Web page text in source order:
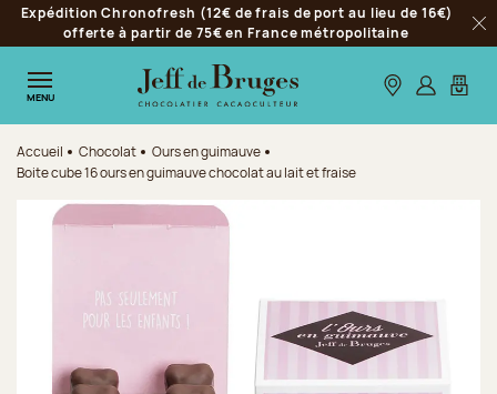
Aller à la navigation
Aller au contenu principal
Aller au pied de page
Expédition Chronofresh (12€ de frais de port au lieu de 16€)
offerte à partir de 75€ en France métropolitaine
MENU Nos boutiques
S’identifier
Mon
Accueil Chocolat
Ours en guimauve
Boite cube 16 ours en guimauve chocolat au lait et fraise